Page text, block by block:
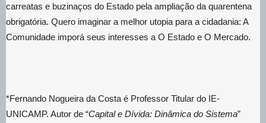
carreatas e buzinaços do Estado pela ampliação da quarentena
obrigatória. Quero imaginar a melhor utopia para a cidadania: A
Comunidade imporá seus interesses a O Estado e O Mercado.
*Fernando Nogueira da Costa é Professor Titular do IE-
UNICAMP. Autor de “Capital e Dívida: Dinâmica do Sistema”